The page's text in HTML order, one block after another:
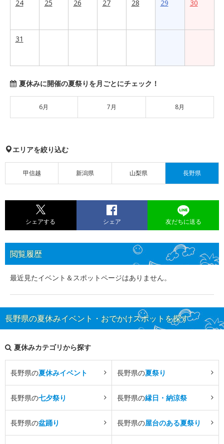
24 25 26 27 28 29 30
31
夏休みに開催の夏祭りを月ごとにチェック！
6月 7月 8月
エリアを絞り込む
甲信越 新潟県 山梨県 長野県
シェアする シェア 友だちに送る
閲覧履歴
最近見たイベント＆スポットページはありません。
長野県の夏休みイベント・おでかけスポットを探す
夏休みカテゴリから探す
長野県の夏休みイベント 長野県の夏祭り
長野県の七夕祭り 長野県の縁日・納涼祭
長野県の盆踊り 長野県の屋台のある夏祭り